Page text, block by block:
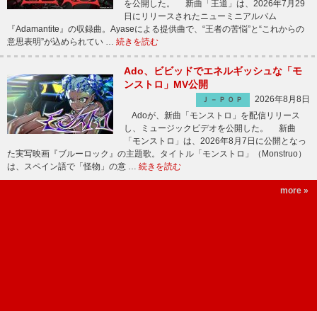
を公開した。 新曲「王道」は、2026年7月29
日にリリースされたニューミニアルバム
『Adamantite』の収録曲。Ayaseによる提供曲で、“王者の苦悩”と“これからの
意思表明”が込められてい … 続きを読む
Ado、ビビッドでエネルギッシュな「モ
ンストロ」MV公開
Ｊ－ＰＯＰ
2026年8月8日
Adoが、新曲「モンストロ」を配信リリース
し、ミュージックビデオを公開した。 新曲
「モンストロ」は、2026年8月7日に公開となっ
た実写映画『ブルーロック』の主題歌。タイトル「モンストロ」（Monstruo）
は、スペイン語で「怪物」の意 … 続きを読む
more »